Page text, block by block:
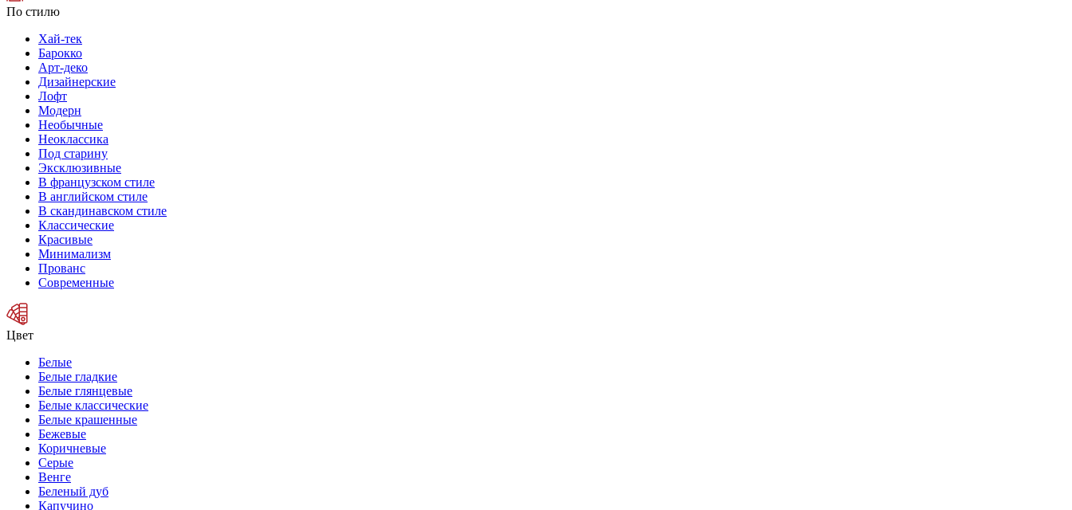
По стилю
Хай-тек
Барокко
Арт-деко
Дизайнерские
Лофт
Модерн
Необычные
Неоклассика
Под старину
Эксклюзивные
В французском стиле
В английском стиле
В скандинавском стиле
Классические
Красивые
Минимализм
Прованс
Современные
Цвет
Белые
Белые гладкие
Белые глянцевые
Белые классические
Белые крашенные
Бежевые
Коричневые
Серые
Венге
Беленый дуб
Капучино